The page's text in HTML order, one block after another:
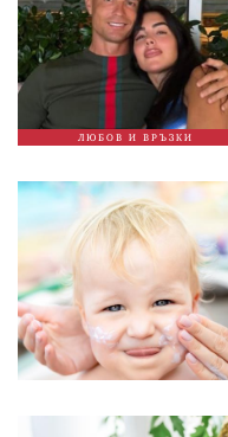
ЛЮБОВ И ВРЪЗКИ